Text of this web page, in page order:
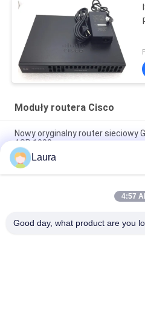
Moduły routera Cisco
Nowy oryginalny router sieciowy
ASR 1000
C9300 — NM — 2Q = Catalyst 9300
zapasowy
Moduły routera Cisco ISR 4221
Laura
4:57
Good day, what product are you